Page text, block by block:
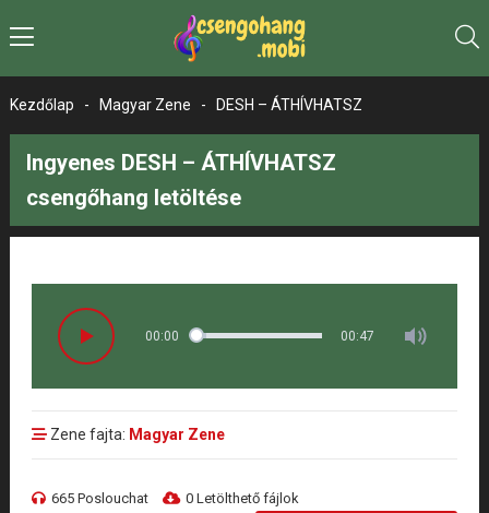
Kezdőlap - Magyar Zene - DESH – ÁTHÍVHATSZ
Ingyenes DESH – ÁTHÍVHATSZ
csengőhang letöltése
00:00 00:47
Zene fajta: Magyar Zene
665 Poslouchat 0 Letölthető fájlok